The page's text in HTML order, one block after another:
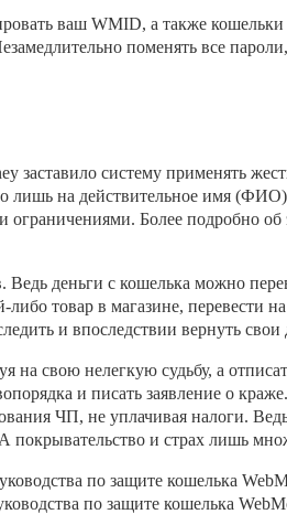
ваш WMID, а также кошельки
поменять все
заставило систему применять
лишь на действительное имя (ФИО)
ограничениями. Более подробно об
деньги с кошелька можно
либо товар в магазине, перевести
и впоследствии вернуть
на свою нелегкую судьбу, а
и писать заявление о
ЧП, не уплачивая налоги.
покрывательство и страх лишь
по защите кошелька
по защите кошелька